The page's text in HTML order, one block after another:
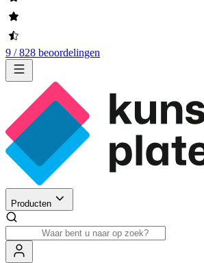
9 / 828 beoordelingen
Producten